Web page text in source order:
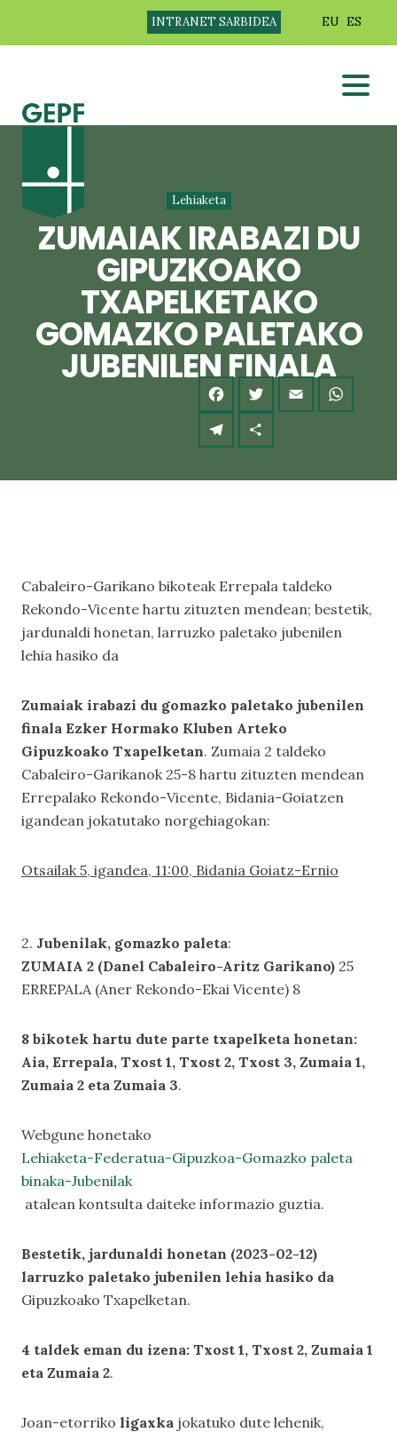
INTRANET SARBIDEA EU ES
Lehiaketa
ZUMAIAK IRABAZI DU
GIPUZKOAKO
TXAPELKETAKO
GOMAZKO PALETAKO
JUBENILEN FINALA
Cabaleiro-Garikano bikoteak Errepala taldeko
Rekondo-Vicente hartu zituzten mendean; bestetik,
jardunaldi honetan, larruzko paletako jubenilen
lehia hasiko da
Zumaiak irabazi du gomazko paletako jubenilen
finala Ezker Hormako Kluben Arteko
Gipuzkoako Txapelketan. Zumaia 2 taldeko
Cabaleiro-Garikanok 25-8 hartu zituzten mendean
Errepalako Rekondo-Vicente, Bidania-Goiatzen
igandean jokatutako norgehiagokan:
Otsailak 5, igandea, 11:00, Bidania Goiatz-Ernio
2. Jubenilak, gomazko paleta:
ZUMAIA 2 (Danel Cabaleiro-Aritz Garikano) 25
ERREPALA (Aner Rekondo-Ekai Vicente) 8
8 bikotek hartu dute parte txapelketa honetan:
Aia, Errepala, Txost 1, Txost 2, Txost 3, Zumaia 1,
Zumaia 2 eta Zumaia 3.
Webgune honetako
Lehiaketa-Federatua-Gipuzkoa-Gomazko paleta
binaka-Jubenilak
atalean kontsulta daiteke informazio guztia.
Bestetik, jardunaldi honetan (2023-02-12)
larruzko paletako jubenilen lehia hasiko da
Gipuzkoako Txapelketan.
4 taldek eman du izena: Txost 1, Txost 2, Zumaia 1
eta Zumaia 2.
Joan-etorriko ligaxka jokatuko dute lehenik,